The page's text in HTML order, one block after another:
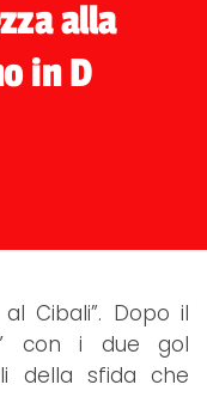
alla
in D
Cibali”. Dopo il
con i due gol
della sfida che